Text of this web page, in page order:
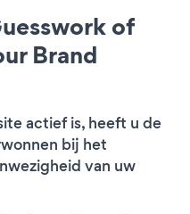
of
Brand
actief is, heeft u de
bij het
van uw